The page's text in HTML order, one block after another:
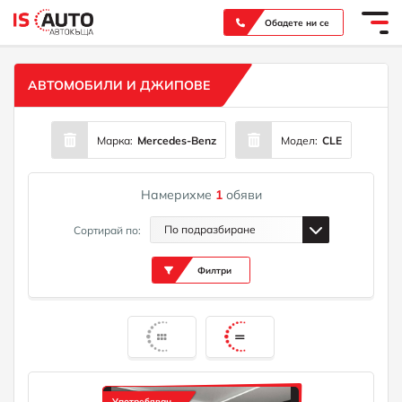
Обадете ни се
АВТОМОБИЛИ И ДЖИПОВЕ
Марка: Mercedes-Benz Модел: CLE
Намерихме 1 обяви
Сортирай по: По подразбиране
Филтри